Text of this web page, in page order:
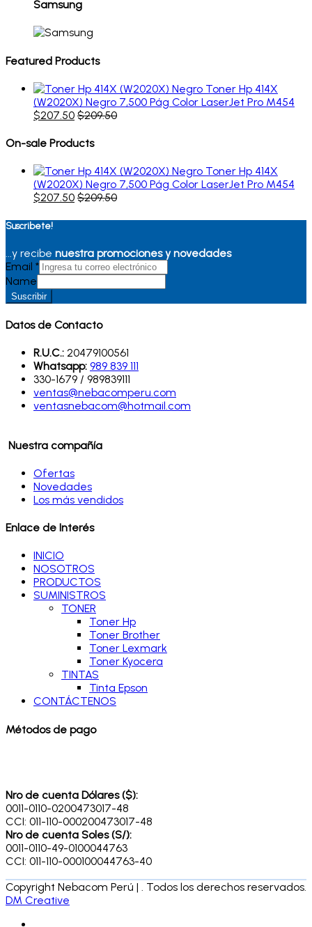
Samsung
Featured Products
Toner Hp 414X
(W2020X) Negro 7,500 Pág Color LaserJet Pro M454
$207.50 $209.50
On-sale Products
Toner Hp 414X
(W2020X) Negro 7,500 Pág Color LaserJet Pro M454
$207.50 $209.50
Suscribete!
...y recibe nuestra promociones y novedades
Email *
Name
Suscribir
Datos de Contacto
R.U.C.: 20479100561
Whatsapp: 989 839 111
330-1679 / 989839111
ventas@nebacomperu.com
ventasnebacom@hotmail.com
Nuestra compañía
Ofertas
Novedades
Los más vendidos
Enlace de Interés
INICIO
NOSOTROS
PRODUCTOS
SUMINISTROS
TONER
Toner Hp
Toner Brother
Toner Lexmark
Toner Kyocera
TINTAS
Tinta Epson
CONTÁCTENOS
Métodos de pago
Nro de cuenta Dólares ($):
0011-0110-0200473017-48
CCI: 011-110-000200473017-48
Nro de cuenta Soles (S/):
0011-0110-49-0100044763
CCI: 011-110-000100044763-40
Copyright Nebacom Perú | . Todos los derechos reservados.
DM Creative